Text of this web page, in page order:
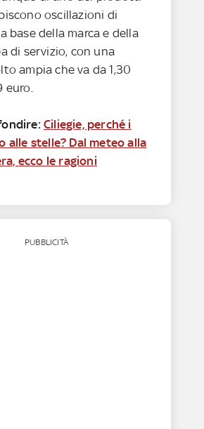
oscillazioni di
base della marca e della
di servizio, con una
ampia che va da 1,30
euro.
Ciliegie, perché i
alle stelle? Dal meteo alla
ecco le ragioni
PUBBLICITÀ